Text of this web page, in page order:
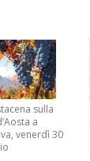
sulla
a
venerdì 30